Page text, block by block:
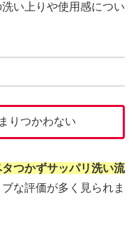
い上りや使用感につい
りつかわない
タつかずサッパリ洗い流
な評価が多く見られま